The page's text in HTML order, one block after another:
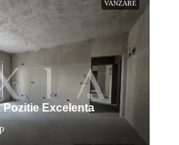
VANZARE
Pozitie Excelenta